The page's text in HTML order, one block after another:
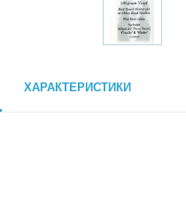
ХАРАКТЕРИСТИКИ